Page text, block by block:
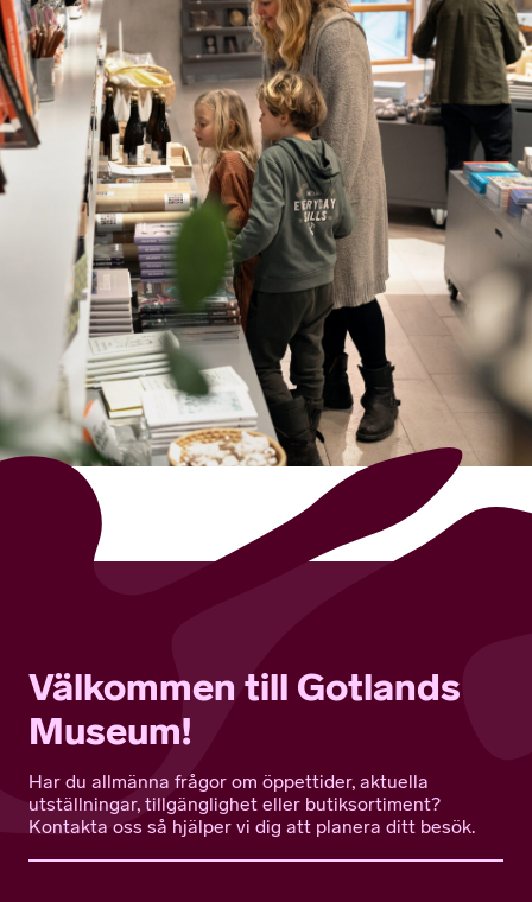
Välkommen till Gotlands
Museum!
Har du allmänna frågor om öppettider, aktuella
utställningar, tillgänglighet eller butiksortiment?
Kontakta oss så hjälper vi dig att planera ditt besök.